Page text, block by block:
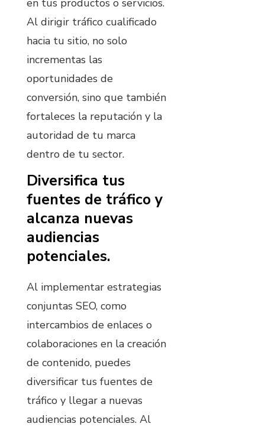
en tus productos o servicios.
Al dirigir tráfico cualificado
hacia tu sitio, no solo
incrementas las
oportunidades de
conversión, sino que también
fortaleces la reputación y la
autoridad de tu marca
dentro de tu sector.
Diversifica tus
fuentes de tráfico y
alcanza nuevas
audiencias
potenciales.
Al implementar estrategias
conjuntas SEO, como
intercambios de enlaces o
colaboraciones en la creación
de contenido, puedes
diversificar tus fuentes de
tráfico y llegar a nuevas
audiencias potenciales. Al